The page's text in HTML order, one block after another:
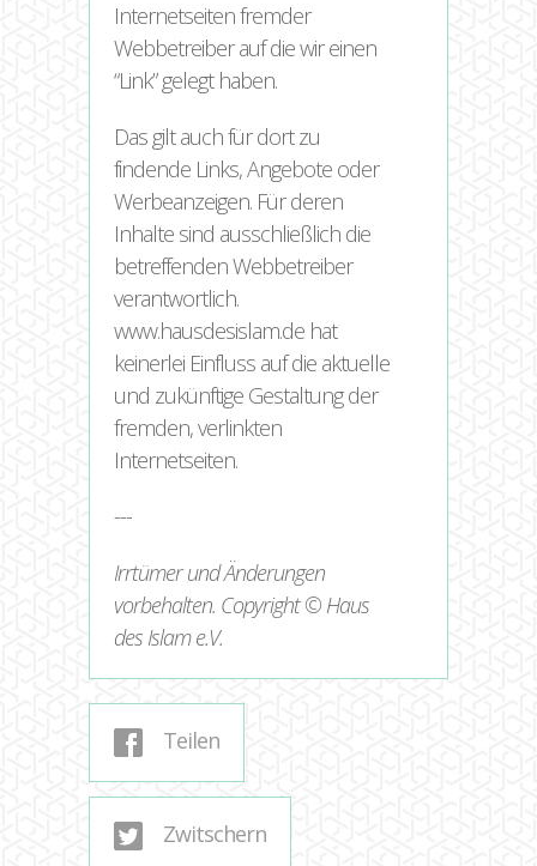
Internetseiten fremder
Webbetreiber auf die wir einen
“Link” gelegt haben.
Das gilt auch für dort zu
findende Links, Angebote oder
Werbeanzeigen. Für deren
Inhalte sind ausschließlich die
betreffenden Webbetreiber
verantwortlich.
www.hausdesislam.de hat
keinerlei Einfluss auf die aktuelle
und zukünftige Gestaltung der
fremden, verlinkten
Internetseiten.
---
Irrtümer und Änderungen
vorbehalten. Copyright © Haus
des Islam e.V.
Teilen
Zwitschern